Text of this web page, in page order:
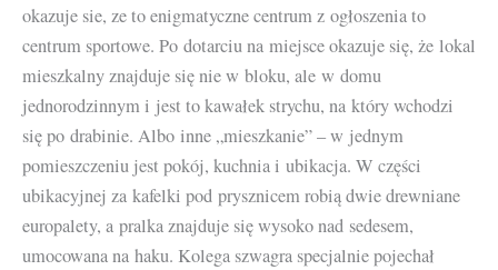
okazuje sie, ze to enigmatyczne centrum z ogłoszenia to
centrum sportowe. Po dotarciu na miejsce okazuje się, że lokal
mieszkalny znajduje się nie w bloku, ale w domu
jednorodzinnym i jest to kawałek strychu, na który wchodzi
się po drabinie. Albo inne „mieszkanie” – w jednym
pomieszczeniu jest pokój, kuchnia i ubikacja. W części
ubikacyjnej za kafelki pod prysznicem robią dwie drewniane
europalety, a pralka znajduje się wysoko nad sedesem,
umocowana na haku. Kolega szwagra specjalnie pojechał